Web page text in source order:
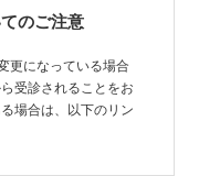
のご注意
更になっている場合
受診されることをお
場合は、以下のリン